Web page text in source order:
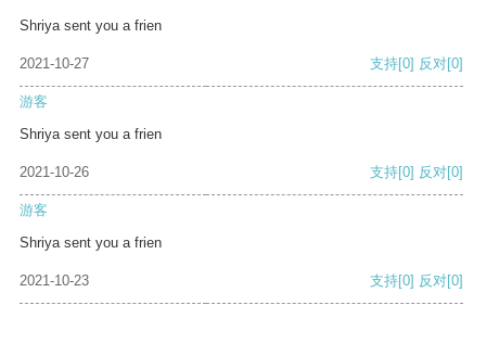
Shriya sent you a frien
2021-10-27 支持[0] 反对[0]
游客
Shriya sent you a frien
2021-10-26 支持[0] 反对[0]
游客
Shriya sent you a frien
2021-10-23 支持[0] 反对[0]